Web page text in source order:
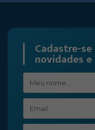
Cadastre-
novidades